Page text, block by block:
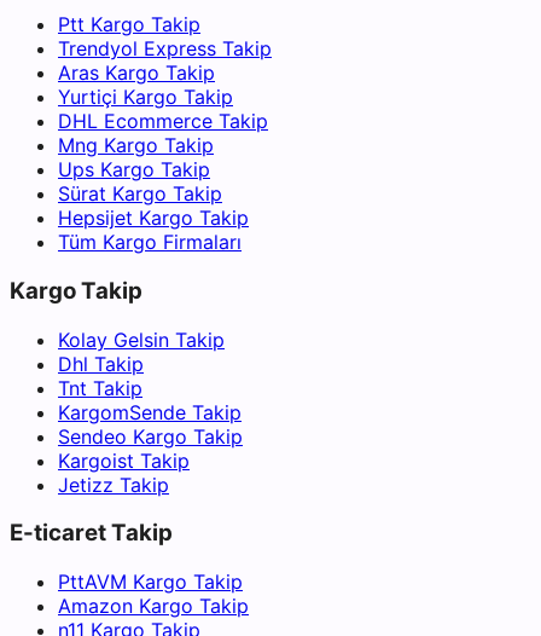
Ptt Kargo Takip
Trendyol Express Takip
Aras Kargo Takip
Yurtiçi Kargo Takip
DHL Ecommerce Takip
Mng Kargo Takip
Ups Kargo Takip
Sürat Kargo Takip
Hepsijet Kargo Takip
Tüm Kargo Firmaları
Kargo Takip
Kolay Gelsin Takip
Dhl Takip
Tnt Takip
KargomSende Takip
Sendeo Kargo Takip
Kargoist Takip
Jetizz Takip
E-ticaret Takip
PttAVM Kargo Takip
Amazon Kargo Takip
n11 Kargo Takip